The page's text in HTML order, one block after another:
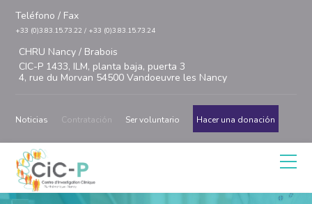
Teléfono / Fax
+33 (0)3.83.15.73.22 / +33 (0)3.83.15.73.24
CHRU Nancy / Brabois
CIC-P 1433, ILM, planta baja, puerta 3
4, rue du Morvan 54500 Vandoeuvre les Nancy
Noticias Contratación Ser voluntario Hacer una donación